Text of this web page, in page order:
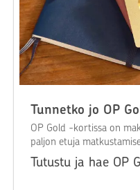
Tunnetko jo OP
OP Gold -kortissa on
paljon etuja
Tutustu ja hae OP